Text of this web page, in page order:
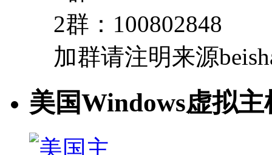
2群：100802848
加群请注明来源
美国Windows虚拟主